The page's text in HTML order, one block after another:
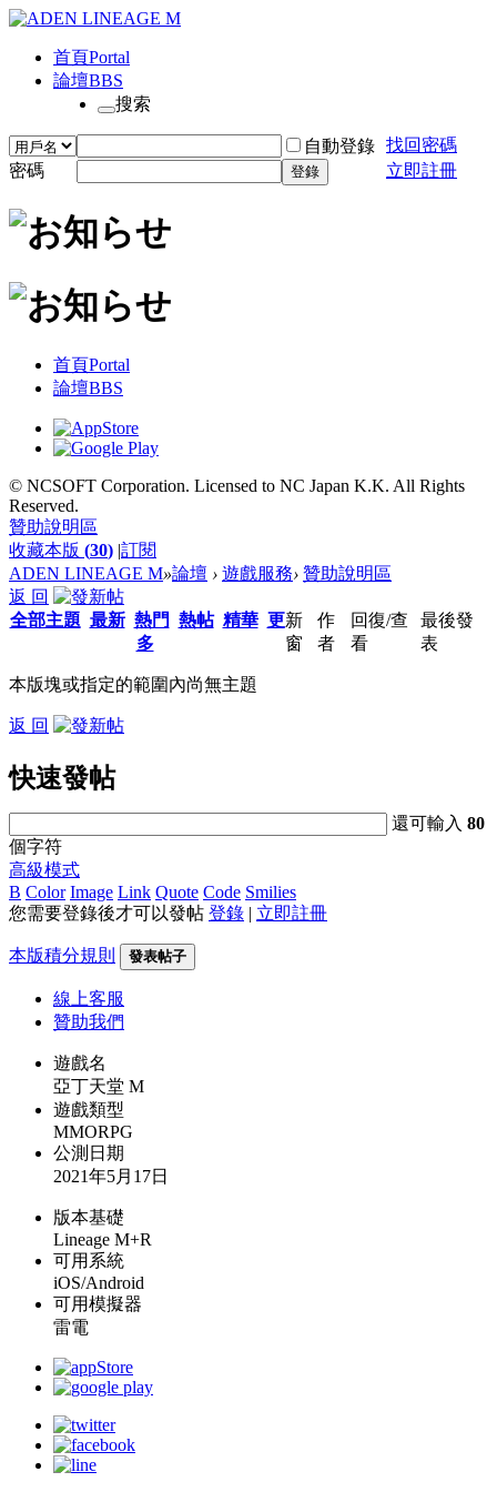
首頁Portal
論壇BBS
搜索
自動登錄 找回密碼
密碼
登錄 立即註冊
首頁Portal
論壇BBS
© NCSOFT Corporation. Licensed to NC Japan K.K. All Rights
Reserved.
贊助說明區
收藏本版 (30) |訂閱
ADEN LINEAGE M»論壇 › 遊戲服務› 贊助說明區
返 回
全部主題 最新 熱門 熱帖 精華 更
多
新
窗
作
者
回復/查
看
最後發
表
本版塊或指定的範圍內尚無主題
返 回
快速發帖
還可輸入80
個字符
高級模式
B Color Image Link Quote Code Smilies
您需要登錄後才可以發帖 登錄 | 立即註冊
本版積分規則 發表帖子
線上客服
贊助我們
遊戲名
亞丁天堂 M
遊戲類型
MMORPG
公測日期
2021年5月17日
版本基礎
Lineage M+R
可用系統
iOS/Android
可用模擬器
雷電